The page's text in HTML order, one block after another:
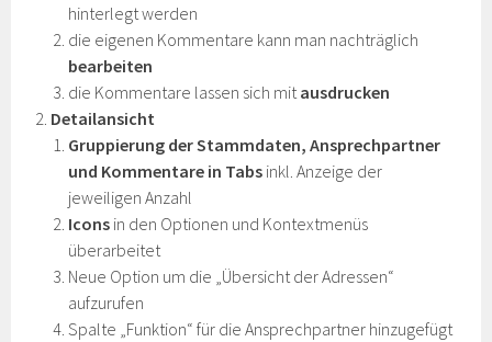
hinterlegt werden
die eigenen Kommentare kann man nachträglich
bearbeiten
die Kommentare lassen sich mitausdrucken
Detailansicht
Gruppierung der Stammdaten, Ansprechpartner
und Kommentare in Tabs inkl. Anzeige der
jeweiligen Anzahl
Icons in den Optionen und Kontextmenüs
überarbeitet
Neue Option um die „Übersicht der Adressen“
aufzurufen
Spalte „Funktion“ für die Ansprechpartner hinzugefügt